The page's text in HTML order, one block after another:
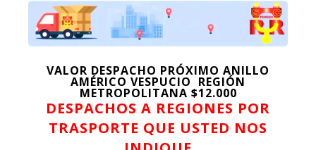
VALOR DESPACHO PRÓXIMO ANILLO
AMÉRICO VESPUCIO REGIÓN
METROPOLITANA $12.000
DESPACHOS A REGIONES POR
TRASPORTE QUE USTED NOS